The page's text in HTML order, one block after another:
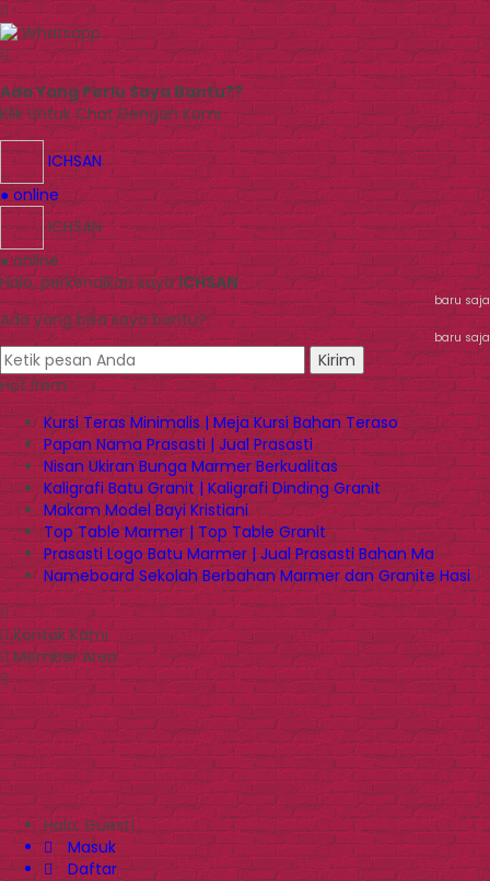
Whatsapp
Ada Yang Perlu Saya Bantu??
Klik Untuk Chat Dengan Kami
ICHSAN
● online
ICHSAN
● online
Halo, perkenalkan sayaICHSAN
baru saja
Ada yang bisa saya bantu?
baru saja
Kirim
Hot Item
Kursi Teras Minimalis | Meja Kursi Bahan Teraso
Papan Nama Prasasti | Jual Prasasti
Nisan Ukiran Bunga Marmer Berkualitas
Kaligrafi Batu Granit | Kaligrafi Dinding Granit
Makam Model Bayi Kristiani
Top Table Marmer | Top Table Granit
Prasasti Logo Batu Marmer | Jual Prasasti Bahan Ma
Nameboard Sekolah Berbahan Marmer dan Granite Hasi
Kontak Kami
Member Area
Halo, Guest!
Masuk
Daftar